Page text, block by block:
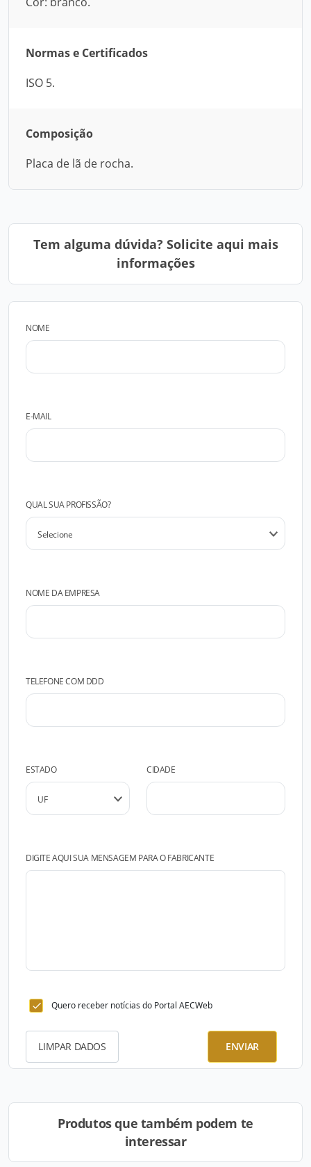
Normas e Certificados
ISO 5.
Composição
Placa de lã de rocha.
Tem alguma dúvida? Solicite aqui mais
informações
NOME
E-MAIL
QUAL SUA PROFISSÃO?
NOME DA EMPRESA
TELEFONE COM DDD
ESTADO CIDADE
DIGITE AQUI SUA MENSAGEM PARA O FABRICANTE
Quero receber notícias do Portal AECWeb
LIMPAR DADOS ENVIAR
Produtos que também podem te
interessar